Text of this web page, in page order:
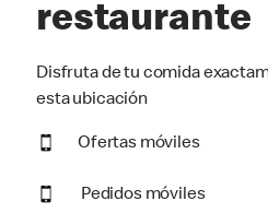
restaurante
Disfruta de tu comida
esta ubicación
Ofertas móviles
Pedidos móviles